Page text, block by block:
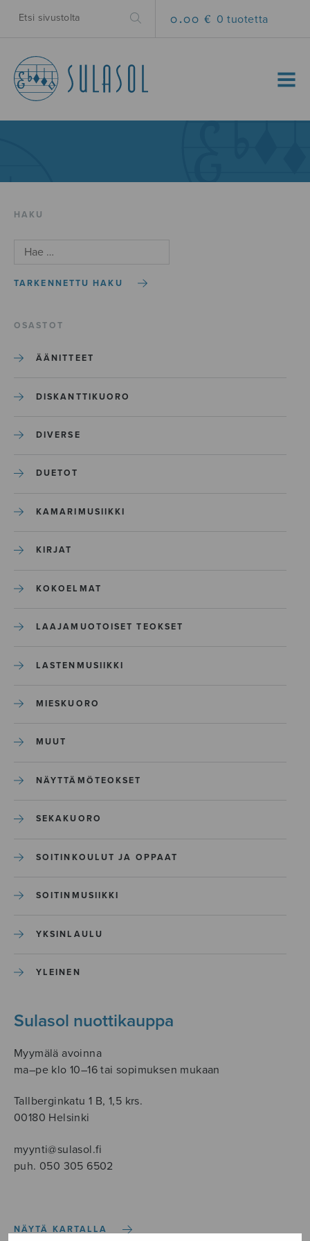
0.00 € 0 tuotetta
MENU
HAKU
TARKENNETTU HAKU
OSASTOT
ÄÄNITTEET
DISKANTTIKUORO
DIVERSE
DUETOT
KAMARIMUSIIKKI
KIRJAT
KOKOELMAT
LAAJAMUOTOISET TEOKSET
LASTENMUSIIKKI
MIESKUORO
MUUT
NÄYTTÄMÖTEOKSET
SEKAKUORO
SOITINKOULUT JA OPPAAT
SOITINMUSIIKKI
YKSINLAULU
YLEINEN
Sulasol nuottikauppa
Myymälä avoinna
ma–pe klo 10–16 tai sopimuksen mukaan
Tallberginkatu 1 B, 1,5 krs.
00180 Helsinki
myynti@sulasol.fi
puh. 050 305 6502
NÄYTÄ KARTALLA